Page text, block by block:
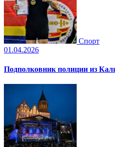
Спорт
01.04.2026
Подполковник полиции из